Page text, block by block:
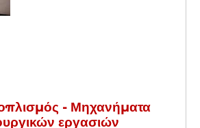
- Μηχανήματα
εργασιών